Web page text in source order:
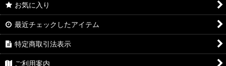
お気に入り
最近チェックしたアイテム
特定商取引法表示
ご利用案内